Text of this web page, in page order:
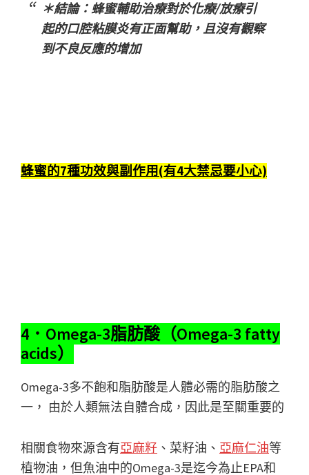
＊結論：蜂蜜輔助治療對於化療/放療引
起的口腔粘膜炎有正面幫助，且沒有觀察
到不良反應的增加
蜂蜜的7種功效與副作用(有4大禁忌要小心)
4．Omega-3脂肪酸（Omega-3 fatty
acids）
Omega-3多不飽和脂肪酸是人體必需的脂肪酸之
一， 由於人類無法自體合成，因此是至關重要的
相關食物來源含有亞麻籽 、菜籽油、 亞麻仁油等
植物油，但魚油中的Omega-3是迄今為止EPA和